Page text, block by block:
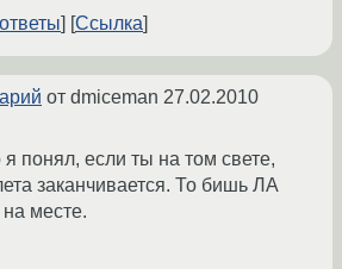
Ссылка
от dmiceman 27.02.2010
я понял, если ты на том свете,
заканчивается. То бишь ЛА
месте.